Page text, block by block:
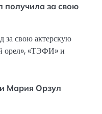
получила за свою
за свою актерскую
орел», «ТЭФИ» и
Мария Орзул